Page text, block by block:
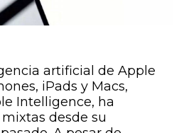
artificial de Apple
iPads y Macs,
Intelligence, ha
desde su